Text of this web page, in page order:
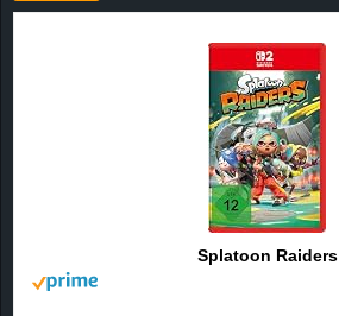
Splatoon Raiders